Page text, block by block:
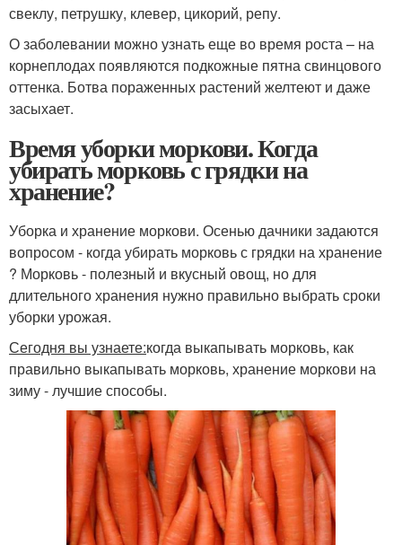
свеклу, петрушку, клевер, цикорий, репу.
О заболевании можно узнать еще во время роста – на
корнеплодах появляются подкожные пятна свинцового
оттенка. Ботва пораженных растений желтеют и даже
засыхает.
Время уборки моркови. Когда
убирать морковь с грядки на
хранение?
Уборка и хранение моркови. Осенью дачники задаются
вопросом - когда убирать морковь с грядки на хранение
? Морковь - полезный и вкусный овощ, но для
длительного хранения нужно правильно выбрать сроки
уборки урожая.
Сегодня вы узнаете:когда выкапывать морковь, как
правильно выкапывать морковь, хранение моркови на
зиму - лучшие способы.